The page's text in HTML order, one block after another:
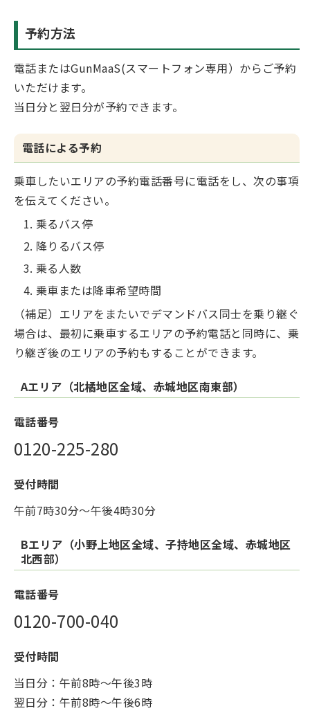
予約方法
電話またはGunMaaS(スマートフォン専用）からご予約
いただけます。
当日分と翌日分が予約できます。
電話による予約
乗車したいエリアの予約電話番号に電話をし、次の事項
を伝えてください。
乗るバス停
降りるバス停
乗る人数
乗車または降車希望時間
（補足）エリアをまたいでデマンドバス同士を乗り継ぐ
場合は、最初に乗車するエリアの予約電話と同時に、乗
り継ぎ後のエリアの予約もすることができます。
Aエリア（北橘地区全域、赤城地区南東部）
電話番号
0120-225-280
受付時間
午前7時30分～午後4時30分
Bエリア（小野上地区全域、子持地区全域、赤城地区
北西部）
電話番号
0120-700-040
受付時間
当日分：午前8時～午後3時
翌日分：午前8時～午後6時